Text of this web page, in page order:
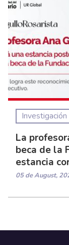
Investigación
La
beca de la
estancia
05 de August,